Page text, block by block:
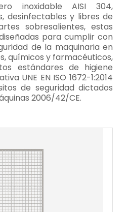
inoxidable AISI 304,
desinfectables y libres de
sobresalientes, estas
para cumplir con
de la maquinaria en
químicos y farmacéuticos,
estándares de higiene
UNE EN ISO 1672-1:2014
de seguridad dictados
2006/42/CE.